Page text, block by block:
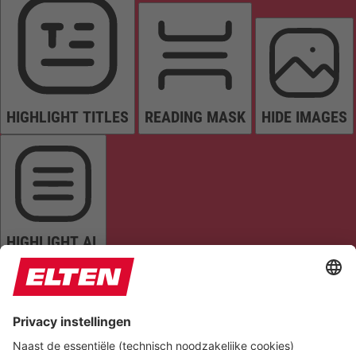
HIGHLIGHT TITLES READING MASK HIDE IMAGES
HIGHLIGHT AL